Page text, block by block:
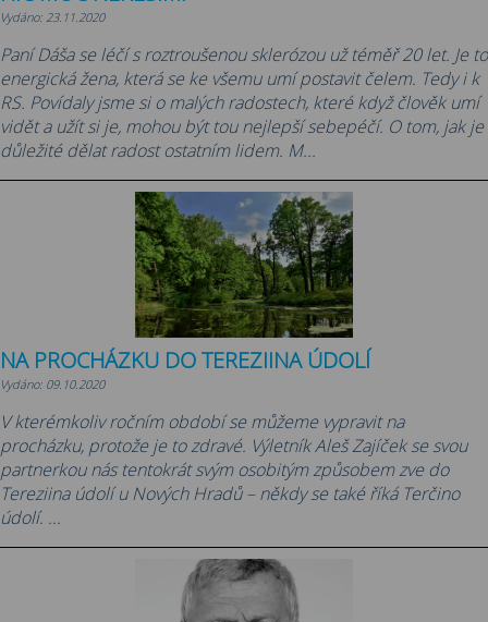
Vydáno: 23.11.2020
Paní Dáša se léčí s roztroušenou sklerózou už téměř 20 let. Je to
energická žena, která se ke všemu umí postavit čelem. Tedy i k
RS. Povídaly jsme si o malých radostech, které když člověk umí
vidět a užít si je, mohou být tou nejlepší sebepéčí. O tom, jak je
důležité dělat radost ostatním lidem. M...
NA PROCHÁZKU DO TEREZIINA ÚDOLÍ
Vydáno: 09.10.2020
V kterémkoliv ročním období se můžeme vypravit na
procházku, protože je to zdravé. Výletník Aleš Zajíček se svou
partnerkou nás tentokrát svým osobitým způsobem zve do
Tereziina údolí u Nových Hradů – někdy se také říká Terčino
údolí. ...